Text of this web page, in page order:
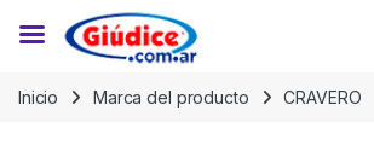
Inicio Marca del producto CRAVERO